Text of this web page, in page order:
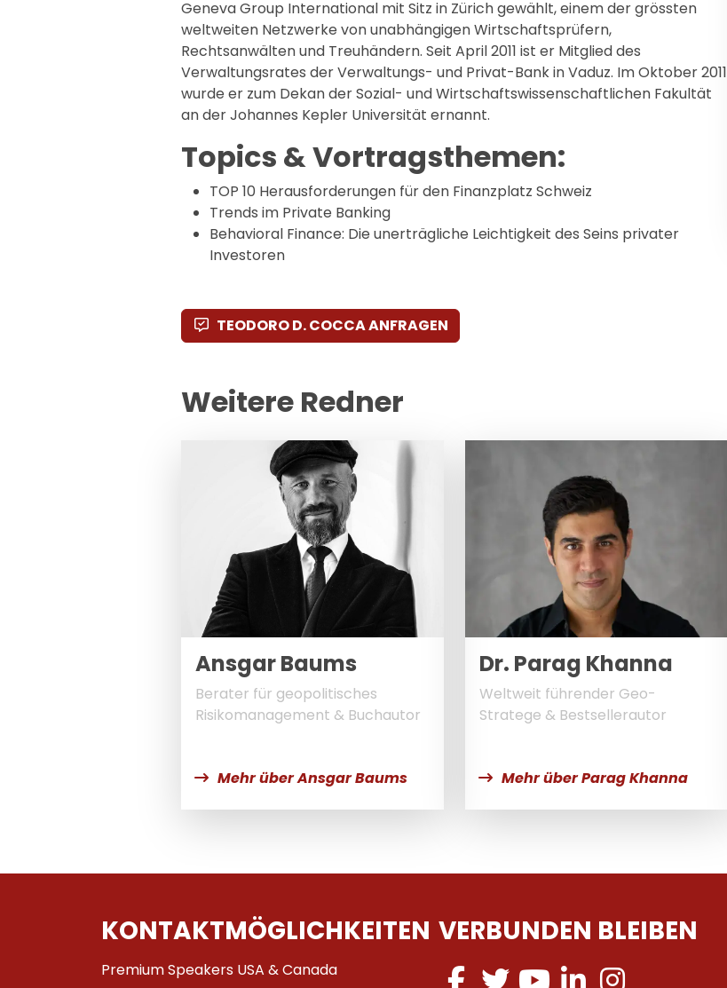
Geneva Group International mit Sitz in Zürich gewählt, einem der grössten
weltweiten Netzwerke von unabhängigen Wirtschaftsprüfern,
Rechtsanwälten und Treuhändern. Seit April 2011 ist er Mitglied des
Verwaltungsrates der Verwaltungs- und Privat-Bank in Vaduz. Im Oktober 2011
wurde er zum Dekan der Sozial- und Wirtschaftswissenschaftlichen Fakultät
an der Johannes Kepler Universität ernannt.
Topics & Vortragsthemen:
TOP 10 Herausforderungen für den Finanzplatz Schweiz
Trends im Private Banking
Behavioral Finance: Die unerträgliche Leichtigkeit des Seins privater
Investoren
TEODORO D. COCCA ANFRAGEN
Weitere Redner
Ansgar Baums
Berater für geopolitisches
Risikomanagement & Buchautor
Mehr über Ansgar Baums
Dr. Parag Khanna
Weltweit führender Geo-
Stratege & Bestsellerautor
Mehr über Parag Khanna
KONTAKTMÖGLICHKEITEN
Premium Speakers USA & Canada
VERBUNDEN BLEIBEN